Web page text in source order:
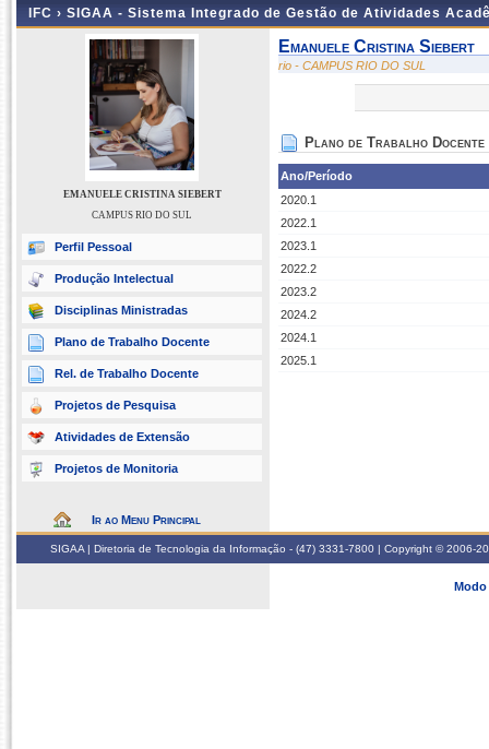
IFC › SIGAA - Sistema Integrado de Gestão de Atividades
EMANUELE CRISTINA SIEBERT
CAMPUS RIO DO SUL
Perfil Pessoal
Produção Intelectual
Disciplinas Ministradas
Plano de Trabalho Docente
Rel. de Trabalho Docente
Projetos de Pesquisa
Atividades de Extensão
Projetos de Monitoria
Ir ao Menu Principal
Emanuele Cristina Siebert
rio - CAMPUS RIO DO SUL
Plano de Trabalho Docente
Ano/Período
2020.1
2022.1
2023.1
2022.2
2023.2
2024.2
2024.1
2025.1
SIGAA | Diretoria de Tecnologia da Informação - (47) 3331-7800 | Copyright © 2006-
Modo